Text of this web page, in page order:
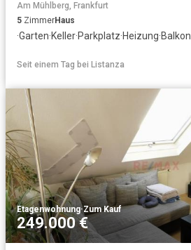
Am Mühlberg, Frankfurt
5 ZimmerHaus
·Garten·Keller·Parkplatz·Heizung·Balkon
Seit einem Tag bei Listanza
Etagenwohnung·Zum Kauf
249.000 €